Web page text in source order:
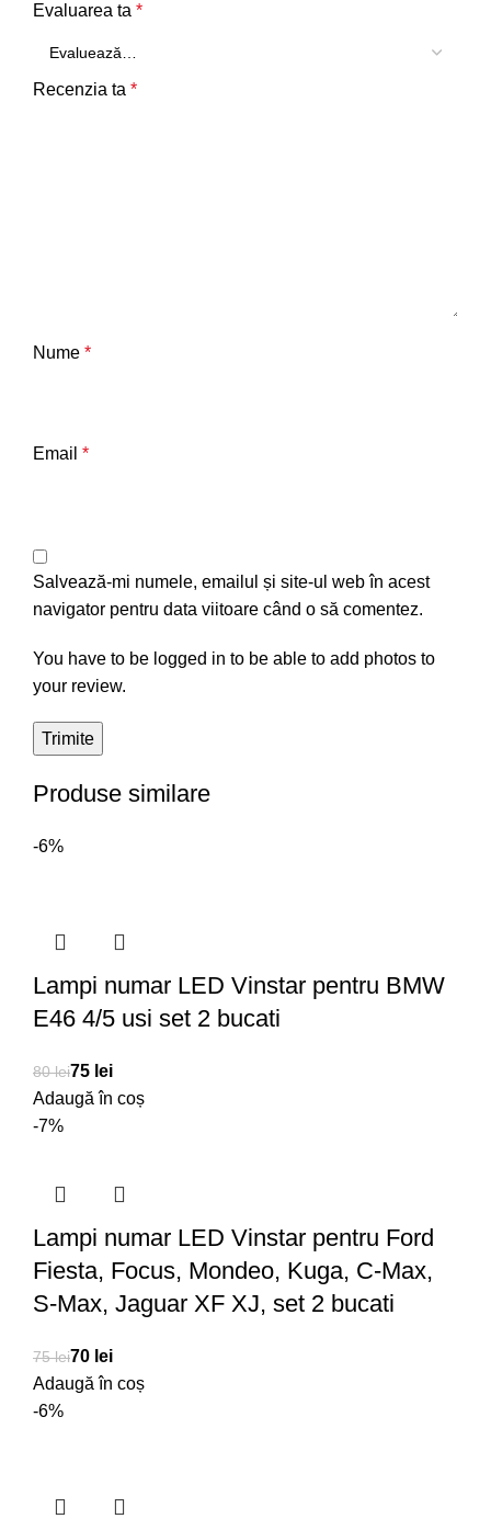
Evaluarea ta *
Recenzia ta *
Nume *
Email *
Salvează-mi numele, emailul și site-ul web în acest
navigator pentru data viitoare când o să comentez.
You have to be logged in to be able to add photos to
your review.
Produse similare
-6%
Lampi numar LED Vinstar pentru BMW
E46 4/5 usi set 2 bucati
80lei75 lei
Adaugă în coș
-7%
Lampi numar LED Vinstar pentru Ford
Fiesta, Focus, Mondeo, Kuga, C-Max,
S-Max, Jaguar XF XJ, set 2 bucati
75lei70 lei
Adaugă în coș
-6%